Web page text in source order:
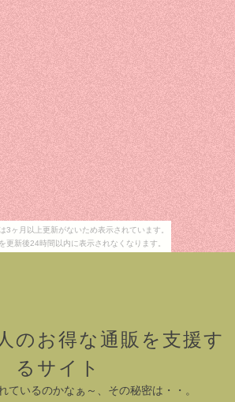
3ヶ月以上更新がないため表示されています。
更新後24時間以内に表示されなくなります。
のお得な通販を支援す
るサイト
ているのかなぁ～、その秘密は・・。